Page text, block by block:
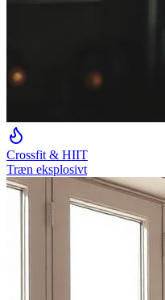
Crossfit & HIIT
Træn eksplosivt